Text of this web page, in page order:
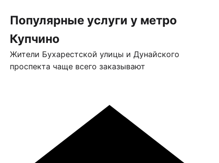
Популярные услуги у метро
Купчино
Жители Бухарестской улицы и Дунайского
проспекта чаще всего заказывают